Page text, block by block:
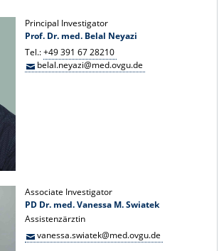
Principal Investigator
Prof. Dr. med. Belal Neyazi
Tel.:+49 391 67 28210
belal.neyazi@med.ovgu.de
Associate Investigator
PD Dr. med. Vanessa M. Swiatek
Assistenzärztin
vanessa.swiatek@med.ovgu.de